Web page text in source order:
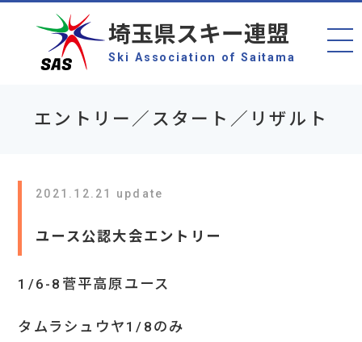
埼玉県スキー連盟
Ski Association of Saitama
エントリー／スタート／リザルト
2021.12.21 update
ユース公認大会エントリー
1/6-8菅平高原ユース
タムラシュウヤ1/8のみ